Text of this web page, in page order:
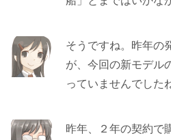
そうですね。昨年の
が、今回の新モデル
っていませんでした
昨年、２年の契約で